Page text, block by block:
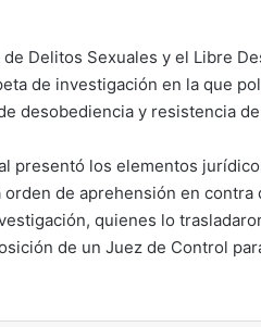
Delitos Sexuales y el Libre
de investigación en la que
desobediencia y resistencia
presentó los elementos
de aprehensión en contra
quienes lo
de un Juez de Control